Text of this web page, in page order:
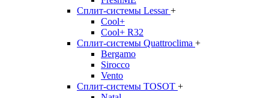
Сплит-системы Lessar+
Cool+
Cool+ R32
Сплит-системы Quattroclima +
Bergamo
Sirocco
Vento
Сплит-системы TOSOT +